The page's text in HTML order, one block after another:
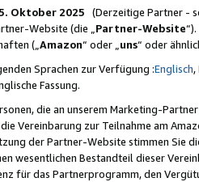
Oktober 2025 (Derzeitige Partner -
Website (die „Partner-Website
(„Amazon“ oder „uns“ oder
Sprachen zur Verfügung :Englisch,
Fassung.
die an unserem Marketing-
die Vereinbarung zur Teilnahme am
der Partner-Website stimmen Sie
wesentlichen Bestandteil dieser
für das Partnerprogramm, den